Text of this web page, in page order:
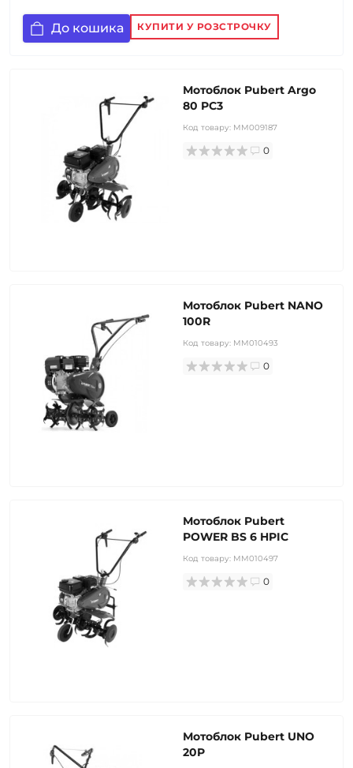
До кошика КУПИТИ У РОЗСТРОЧКУ
Мотоблок Pubert Argo
80 PC3
Код товару: MM009187
0
Мотоблок Pubert NANO
100R
Код товару: MM010493
0
Мотоблок Pubert
POWER BS 6 HPIC
Код товару: MM010497
0
Мотоблок Pubert UNO
20P